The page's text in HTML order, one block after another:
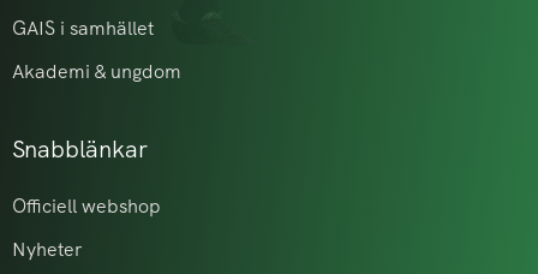
GAIS i samhället
Akademi & ungdom
Snabblänkar
Officiell webshop
Nyheter